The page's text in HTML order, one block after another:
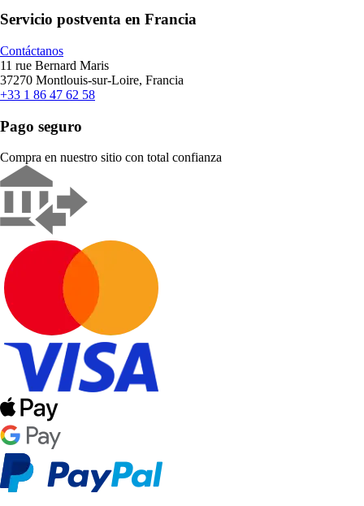
Servicio postventa en Francia
Contáctanos
11 rue Bernard Maris
37270 Montlouis-sur-Loire, Francia
+33 1 86 47 62 58
Pago seguro
Compra en nuestro sitio con total confianza